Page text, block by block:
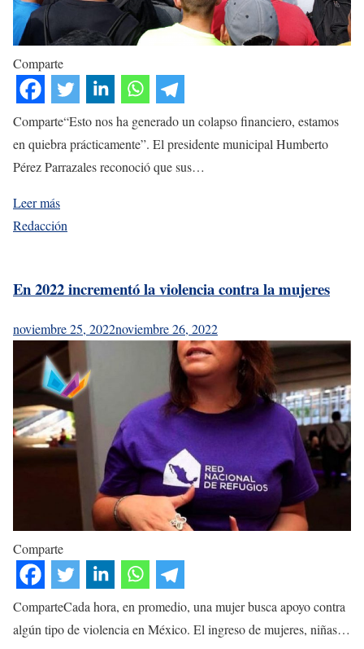
Comparte
Comparte“Esto nos ha generado un colapso financiero, estamos
en quiebra prácticamente”. El presidente municipal Humberto
Pérez Parrazales reconoció que sus…
Leer más
Redacción
En 2022 incrementó la violencia contra la mujeres
noviembre 25, 2022noviembre 26, 2022
Comparte
ComparteCada hora, en promedio, una mujer busca apoyo contra
algún tipo de violencia en México. El ingreso de mujeres, niñas…